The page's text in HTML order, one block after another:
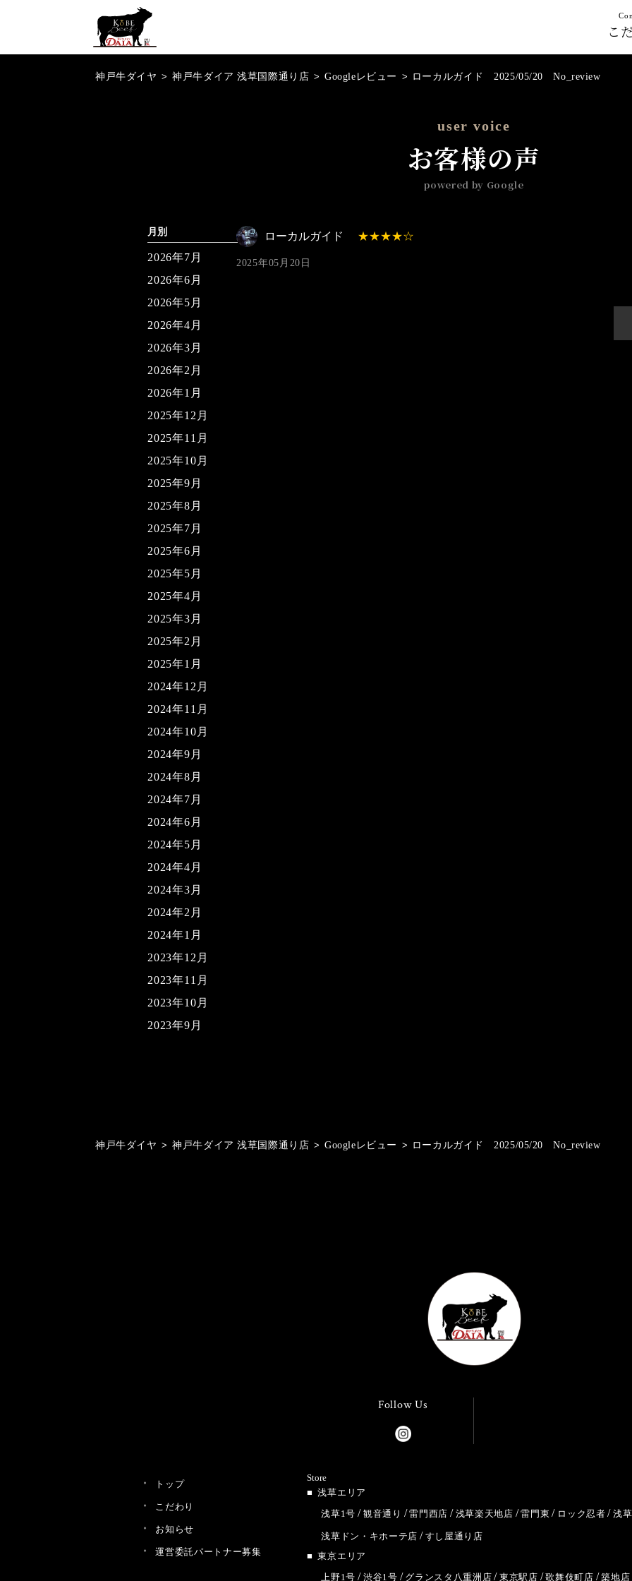
こ
神戸牛ダイヤ > 神戸牛ダイア 浅草国際通り店 > Googleレビュー > ローカルガイド 2025/05/20 No_review
user voice
お客様の声
powered by Google
ローカルガイド
2025年05月20日
月別
2026年7月
2026年6月
2026年5月
2026年4月
2026年3月
2026年2月
2026年1月
2025年12月
2025年11月
2025年10月
2025年9月
2025年8月
2025年7月
2025年6月
2025年5月
2025年4月
2025年3月
2025年2月
2025年1月
2024年12月
2024年11月
2024年10月
2024年9月
2024年8月
2024年7月
2024年6月
2024年5月
2024年4月
2024年3月
2024年2月
2024年1月
2023年12月
2023年11月
2023年10月
2023年9月
神戸牛ダイヤ > 神戸牛ダイア 浅草国際通り店 > Googleレビュー > ローカルガイド 2025/05/20 No_review
Follow Us
トップ
こだわり
お知らせ
運営委託パートナー募集
Store
浅草エリア
浅草1号
観音通り 雷門西店 浅草楽天地店 雷門東 ロック忍者 浅
浅草ドン・キホーテ店
すし屋通り店
東京エリア
上野1号
渋谷1号 グランスタ八重洲店 東京駅店 歌舞伎町店 築地店